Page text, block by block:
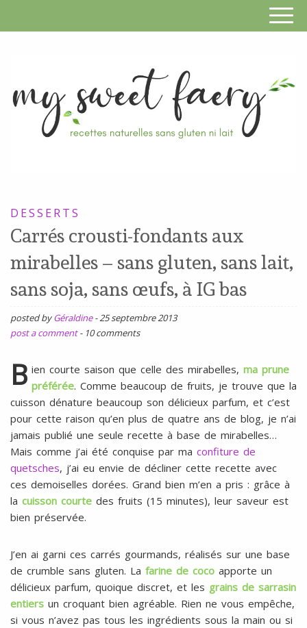
SANS
GLUTEN,
SANS
LAIT,
SOJA,
SANS
ŒUFS
DESSERTS
Carrés crousti-fondants aux
mirabelles – sans gluten, sans lait,
sans soja, sans œufs, à IG bas
posted byGéraldine -25 septembre 2013
post a comment - 10 comments
B ien courte saison que celle des mirabelles, ma prune
préférée. Comme beaucoup de fruits, je trouve que la
cuisson dénature beaucoup son délicieux parfum, et c’est
pour cette raison qu’en plus de quatre ans de blog, je n’ai
jamais publié une seule recette à base de mirabelles…
Mais comme j’ai été conquise par ma confiture de
quetsches, j’ai eu envie de décliner cette recette avec
ces demoiselles dorées. Grand bien m’en a pris : grâce à
la cuisson courte des fruits (15 minutes), leur saveur est
bien préservée.
J’en ai garni ces carrés gourmands, réalisés sur une base
de crumble sans gluten. La farine de coco apporte un
délicieux parfum, quoique discret, et les grains de sarrasin
entiers un croquant bien agréable. Rien ne vous empêche,
si vous n’avez pas tous les ingrédients sous la main ou si